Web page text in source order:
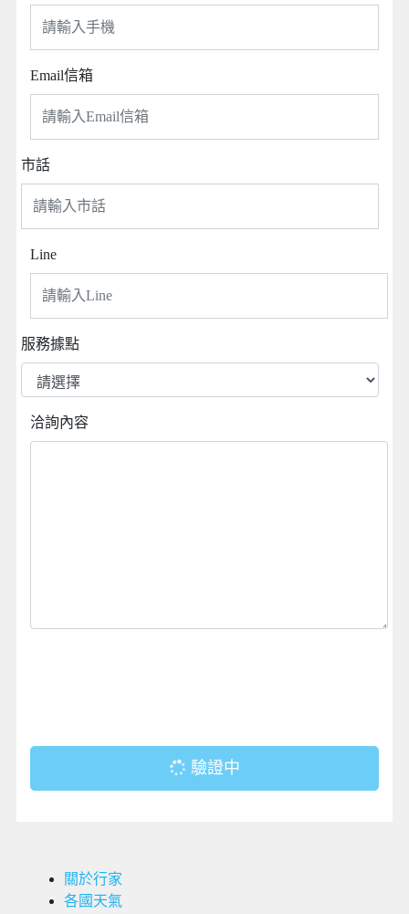
Email信箱
市話
Line
服務據點
洽詢內容
驗證中
關於行家
各國天氣